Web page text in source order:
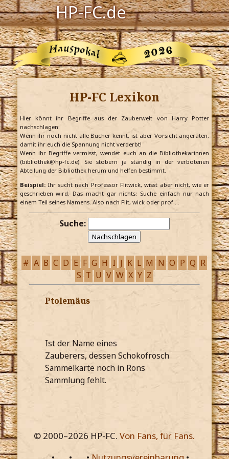
HP-FC.de
Navigation
Harry Potter
Der HP-FC
Hogwarts
Zauberwelt
Willkommen
Jetzt Fanclub-Mitglied werden!
HP-FC Lexikon
Hier könnt ihr Begriffe aus der Zauberwelt von Harry Potter
nachschlagen.
Wenn ihr noch nicht alle Bücher kennt, ist aber Vorsicht angeraten,
damit ihr euch die Spannung nicht verderbt!
Wenn ihr Begriffe vermisst, wendet euch an die Bibliothekarinnen
(bibliothek@hp-fc.de). Sie stöbern ja ständig in der verbotenen
Abteilung der Bibliothek herum und helfen bestimmt.
Beispiel:Ihr sucht nach Professor Flitwick, wisst aber nicht, wie er
geschrieben wird. Das macht gar nichts: Suche einfach nur nach
einem Teil seines Namens. Also nach Flit, wick oder prof …
Suche:
# A B C D E F G H I J K L M N O P Q R
S T U V W X Y Z
Ptolemäus
Ist der Name eines
Zauberers, dessen Schokofrosch
Sammelkarte noch in Rons
Sammlung fehlt.
© 2000–2026 HP-FC.Von Fans, für Fans.